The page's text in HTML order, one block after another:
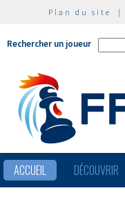
Plan du site |
Rechercher un joueur
ACCUEIL DÉCOUVRIR